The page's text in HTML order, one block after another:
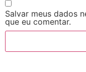
Salvar meus dados
que eu comentar.